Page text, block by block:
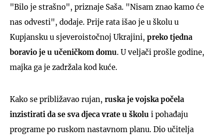
"Bilo je strašno", priznaje Saša. "Nisam znao kamo će
nas odvesti", dodaje. Prije rata išao je u školu u
Kupjansku u sjeveroistočnoj Ukrajini, preko tjedna
boravio je u učeničkom domu. U veljači prošle godine,
majka ga je zadržala kod kuće.
Kako se približavao rujan, ruska je vojska počela
inzistirati da se sva djeca vrate u školu i pohađaju
programe po ruskom nastavnom planu. Dio učitelja